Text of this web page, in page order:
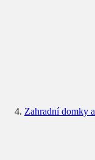
Zahradní domky